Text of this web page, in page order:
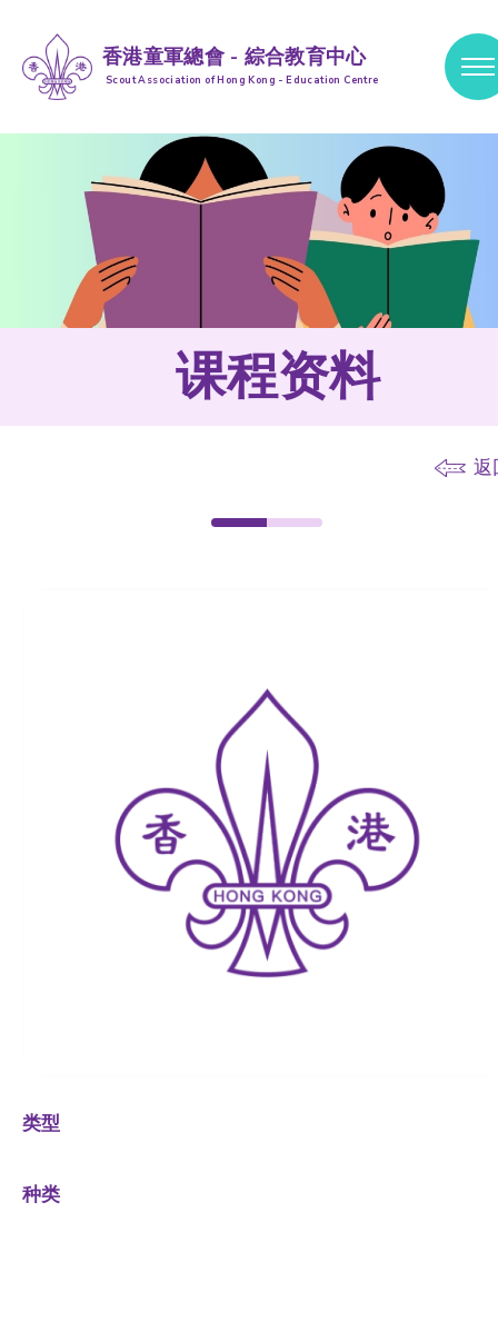
香港童軍總會 - 綜合教育中心
Scout Association of Hong Kong - Education Centre
跳到内容 (按输入键)
课程资料
返
类型
种类